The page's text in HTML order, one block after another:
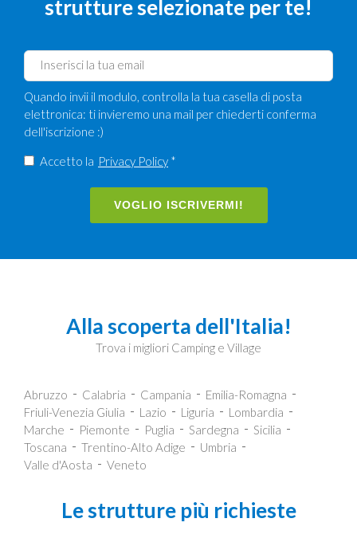
strutture selezionate per te!
Quando invii il modulo, controlla la tua casella di posta
elettronica: ti invieremo una mail per chiederti conferma
dell'iscrizione :)
Accetto la Privacy Policy *
VOGLIO ISCRIVERMI!
Alla scoperta dell'Italia!
Trova i migliori Camping e Village
Abruzzo Calabria Campania
Emilia-Romagna
Friuli-Venezia Giulia
Lazio Liguria
Lombardia
Marche
Piemonte Puglia Sardegna
Sicilia
Toscana
Trentino-Alto Adige
Umbria
Valle d'Aosta
Veneto
Le strutture più richieste